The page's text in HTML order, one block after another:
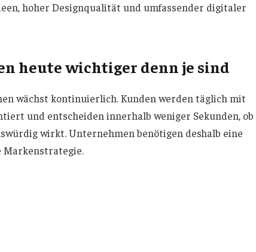
hoher Designqualität und umfassender digitaler
heute wichtiger denn je sind
wächst kontinuierlich. Kunden werden täglich mit
und entscheiden innerhalb weniger Sekunden, ob
wirkt. Unternehmen benötigen deshalb eine